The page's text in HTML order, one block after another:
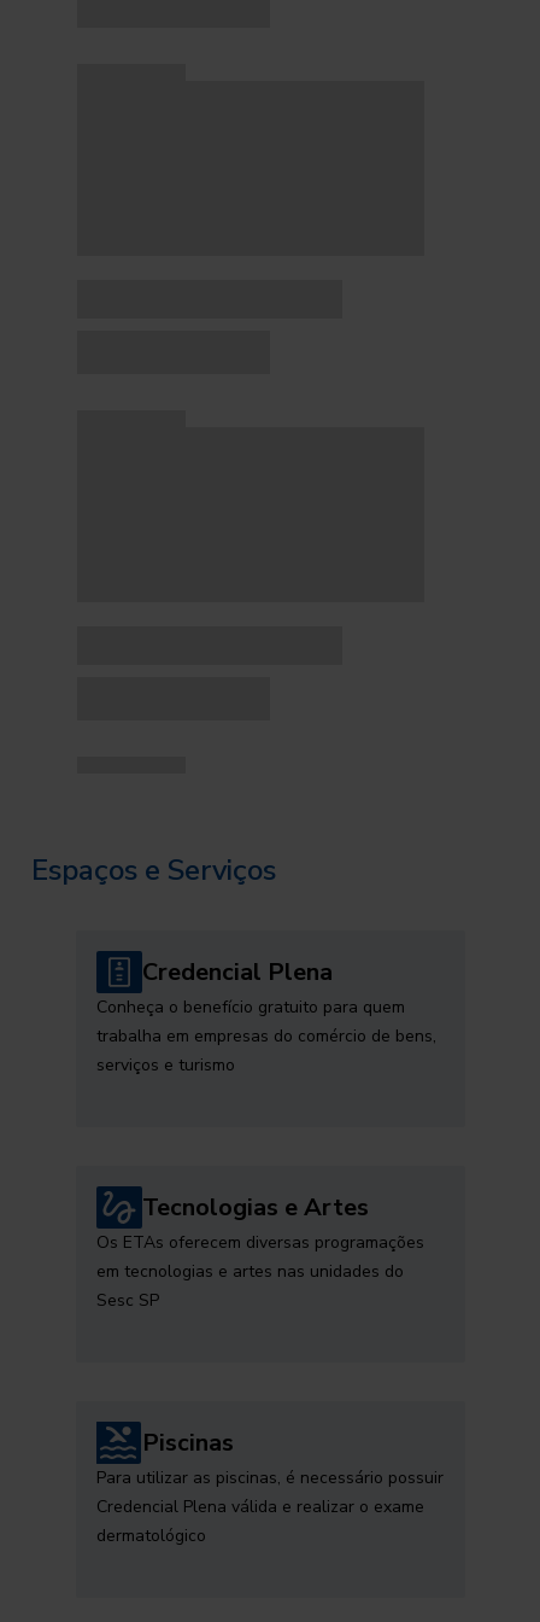
Espaços e Serviços
Credencial Plena
Conheça o benefício gratuito para quem
trabalha em empresas do comércio de bens,
serviços e turismo
Tecnologias e Artes
Os ETAs oferecem diversas programações
em tecnologias e artes nas unidades do
Sesc SP
Piscinas
Para utilizar as piscinas, é necessário possuir
Credencial Plena válida e realizar o exame
dermatológico